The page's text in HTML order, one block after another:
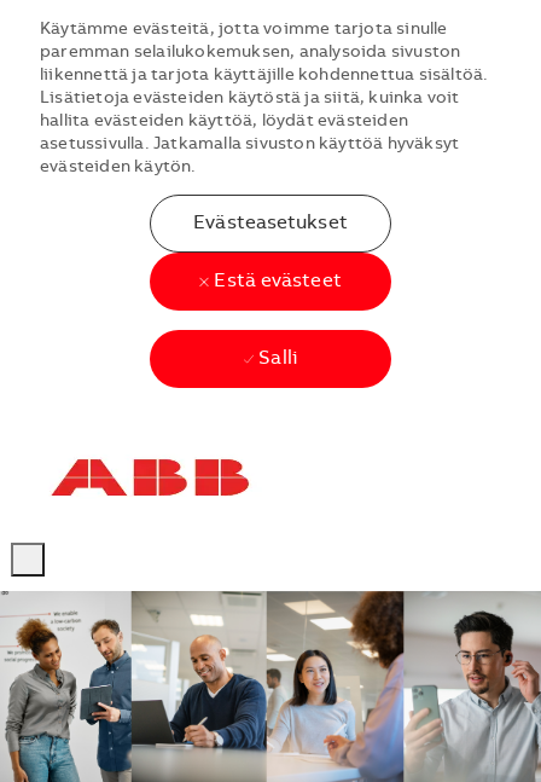
Käytämme evästeitä, jotta voimme tarjota sinulle
paremman selailukokemuksen, analysoida sivuston
liikennettä ja tarjota käyttäjille kohdennettua sisältöä.
Lisätietoja evästeiden käytöstä ja siitä, kuinka voit
hallita evästeiden käyttöä, löydät evästeiden
asetussivulla. Jatkamalla sivuston käyttöä hyväksyt
evästeiden käytön.
Evästeasetukset
Estä evästeet
Salli